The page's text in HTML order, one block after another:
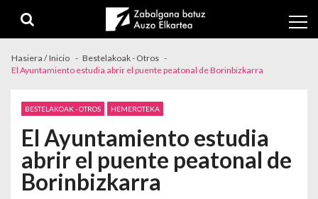
Hasiera / Inicio
Bestelakoak - Otros
El Ayuntamiento estudia abrir el puente peatonal de Borinbizkarra
BESTELAKOAK - OTROS HEMEROTEKA
El Ayuntamiento estudia
abrir el puente peatonal de
Borinbizkarra